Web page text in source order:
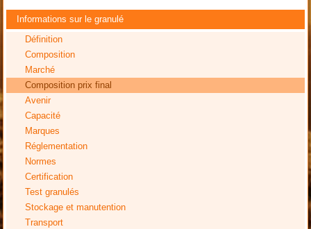
Informations sur le granulé
Définition
Composition
Marché
Composition prix final
Avenir
Capacité
Marques
Réglementation
Normes
Certification
Test granulés
Stockage et manutention
Transport